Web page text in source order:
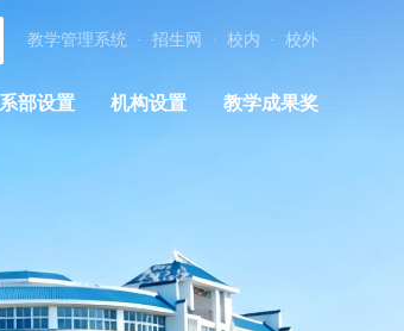
教学管理系统 · 招生网 · 校内 · 校外
系部设置 机构设置 教学成果奖